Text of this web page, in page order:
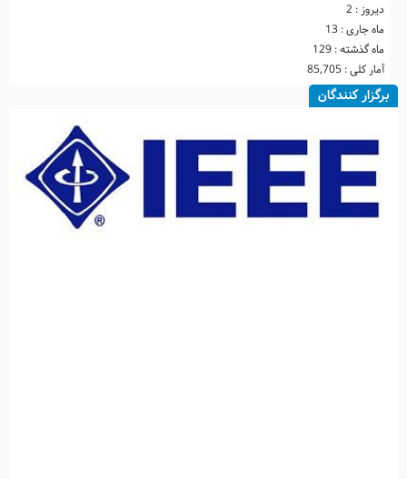
دیروز : 2
ماه جاری : 13
ماه گذشته : 129
آمار کلی : 85,705
برگزار کنندگان